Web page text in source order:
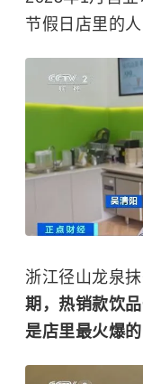
节假日店里的人
浙江径山龙泉
期，热销款饮
是店里最火爆